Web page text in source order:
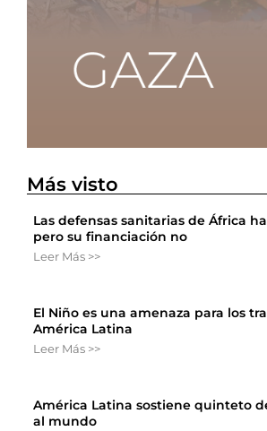
Más visto
Las defensas sanitarias de África
pero su financiación no
Leer Más >>
El Niño es una amenaza para los
América Latina
Leer Más >>
América Latina sostiene quinteto
al mundo